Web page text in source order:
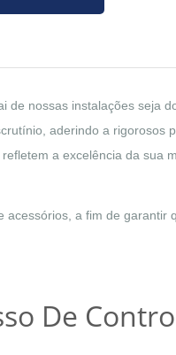
nossas instalações seja
aderindo a rigorosos
a excelência da sua
a fim de
De